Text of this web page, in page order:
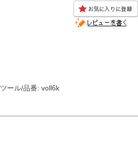
ール/品番: voll6k